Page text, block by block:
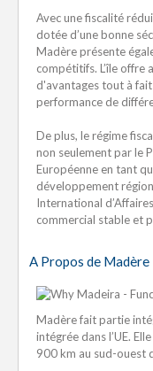
Avec une fiscalité
dotée d’une bonne
Madère présente
compétitifs. L’île offre
d'avantages tout à
performance de
De plus, le régime
non seulement par le
Européenne en tant
développement
International
commercial stable et
A Propos de Madère
Madère fait partie
intégrée dans l’UE.
900 km au sud-ouest